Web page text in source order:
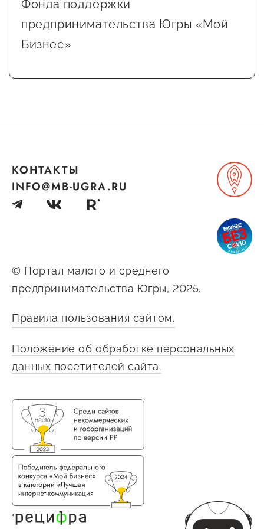
Сервисы для бизнеса
О фонде
Вакансии
Фонда поддержки
предпринимательства Югры «Мой
Бизнес»
© Портал малого и среднего
предпринимательства Югры, 2025.
Правила пользования сайтом.
Положение об обработке персональных
данных посетителей сайта.
КОНТАКТЫ
INFO@MB-UGRA.RU